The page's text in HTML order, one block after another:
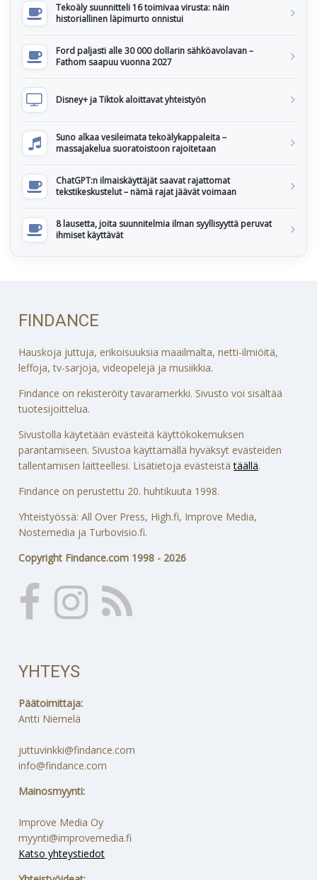
Tekoäly suunnitteli 16 toimivaa virusta: näin
historiallinen läpimurto onnistui
Ford paljasti alle 30 000 dollarin sähköavolavan –
Fathom saapuu vuonna 2027
Disney+ ja Tiktok aloittavat yhteistyön
Suno alkaa vesileimata tekoälykappaleita –
massajakelua suoratoistoon rajoitetaan
ChatGPT:n ilmaiskäyttäjät saavat rajattomat
tekstikeskustelut – nämä rajat jäävät voimaan
8 lausetta, joita suunnitelmia ilman syyllisyyttä peruvat
ihmiset käyttävät
FINDANCE
Hauskoja juttuja, erikoisuuksia maailmalta, netti-ilmiöitä,
leffoja, tv-sarjoja, videopelejä ja musiikkia.
Findance on rekisteröity tavaramerkki. Sivusto voi sisältää
tuotesijoittelua.
Sivustolla käytetään evästeitä käyttökokemuksen
parantamiseen. Sivustoa käyttämällä hyväksyt evästeiden
tallentamisen laitteellesi. Lisätietoja evästeistätäällä.
Findance on perustettu 20. huhtikuuta 1998.
Yhteistyössä: All Over Press, High.fi, Improve Media,
Nostemedia ja Turbovisio.fi.
Copyright Findance.com 1998 - 2026
YHTEYS
Päätoimittaja:
Antti Niemelä
juttuvinkki@findance.com
info@findance.com
Mainosmyynti:
Improve Media Oy
myynti@improvemedia.fi
Katso yhteystiedot